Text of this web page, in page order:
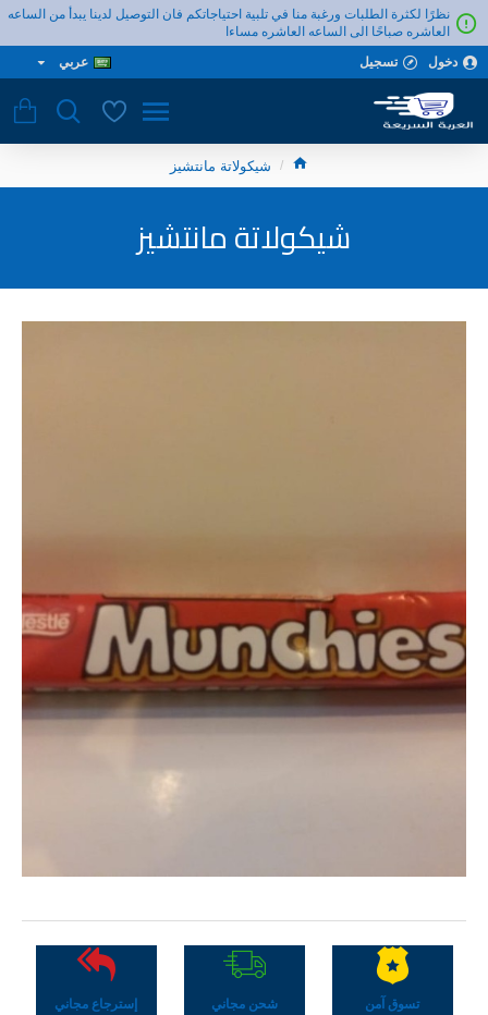
نظرًا لكثرة الطلبات ورغبة منا في تلبية احتياجاتكم فان التوصيل لدينا يبدأ من الساعه
العاشره صباحًا الى الساعه العاشره مساءا
دخول
تسجيل عربي
شيكولاتة مانتشيز
شيكولاتة مانتشيز
تسوق آمن
شحن مجاني
إسترجاع مجاني